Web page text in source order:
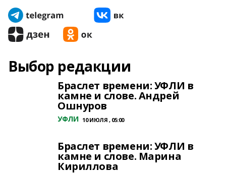
Выбор редакции
Браслет времени: УФЛИ в
камне и слове. Андрей
Ошнуров
УФЛИ 10 ИЮЛЯ , 05:00
Браслет времени: УФЛИ в
камне и слове. Марина
Кириллова